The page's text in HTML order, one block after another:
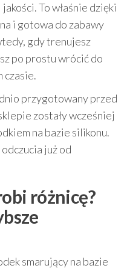
To właśnie dzięki
i gotowa do zabawy
gdy trenujesz
po prostu wrócić do
czasie.
przygotowany przed
zostały wcześniej
na bazie silikonu.
już od
różnicę?
smarujący na bazie